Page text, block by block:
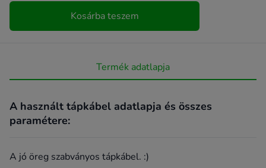
Kosárba teszem
Termék adatlapja
A használt tápkábel adatlapja és összes
paramétere:
A jó öreg szabványos tápkábel. :)